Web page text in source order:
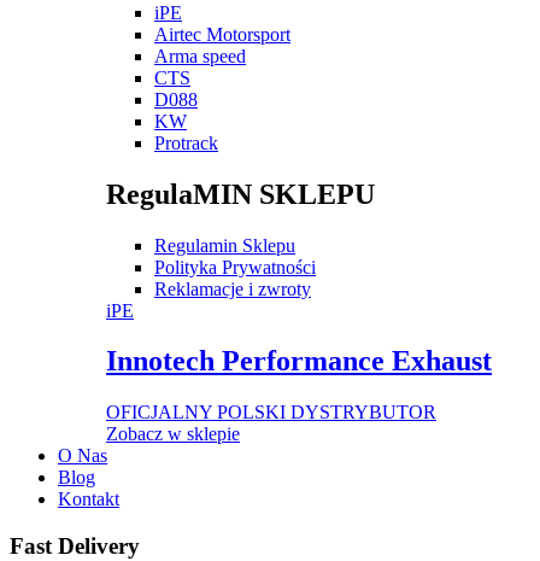
iPE
Airtec Motorsport
Arma speed
CTS
D088
KW
Protrack
RegulaMIN SKLEPU
Regulamin Sklepu
Polityka Prywatności
Reklamacje i zwroty
iPE
Innotech Performance Exhaust
OFICJALNY POLSKI DYSTRYBUTOR
Zobacz w sklepie
O Nas
Blog
Kontakt
Fast Delivery